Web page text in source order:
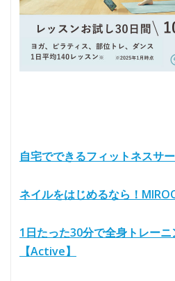
自宅でできるフィットネスサ
ネイルをはじめるなら！
1日たった30分で全身トレーニ
【Active】